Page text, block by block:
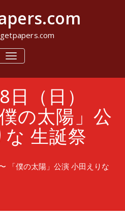
ナ
ビ
シ
ョ
ン
を
切
り
替
（日）
の太陽」公
生誕祭
「僕の太陽」公演 小田えりな